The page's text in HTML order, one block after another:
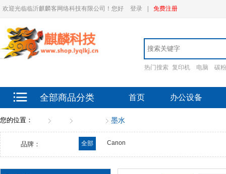
欢迎光临临沂麒麟客网络科技有限公司！您好 登录 免费注册
热门搜索 复印机 电脑 碳粉
全部商品分类 首页 办公设备
您的位置： 墨水
品牌： 全部 Canon